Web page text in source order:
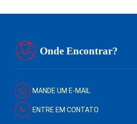
Onde Encontrar?
MANDE UM E-MAIL
ENTRE EM CONTATO